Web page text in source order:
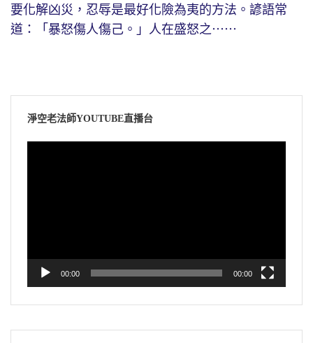
要化解凶災，忍辱是最好化險為夷的方法。諺語常
道：「暴怒傷人傷己。」人在盛怒之⋯⋯
淨空老法師YOUTUBE直播台
00:00 00:00